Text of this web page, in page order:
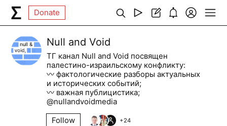
Donate
Null and Void
ТГ канал Null and Void посвящен
палестино-израильскому конфликту:
〰️ фактологические разборы актуальных
и исторических событий;
〰️ важная публицистика;
@nullandvoidmedia
Follow
+24